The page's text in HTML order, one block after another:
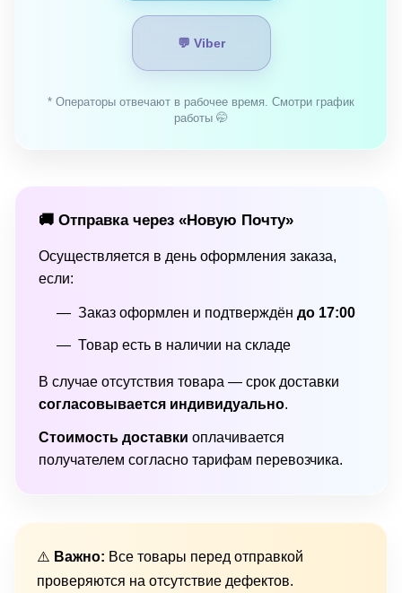
💬 Viber
* Операторы отвечают в рабочее время. Смотри график
работы 🤭
🚚 Отправка через «Новую Почту»
Осуществляется в день оформления заказа,
если:
Заказ оформлен и подтверждён до 17:00
Товар есть в наличии на складе
В случае отсутствия товара — срок доставки
согласовывается индивидуально.
Стоимость доставки оплачивается
получателем согласно тарифам перевозчика.
⚠️ Важно: Все товары перед отправкой
проверяются на отсутствие дефектов.